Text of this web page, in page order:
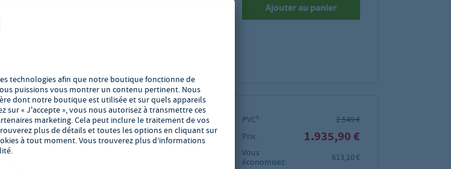
Ajouter au panier
Bartscher Grill pierre lave gaz 650
PVC²:
2.549 €
Prix:
1.935,90 €
Vous
économisez:
613,10 €